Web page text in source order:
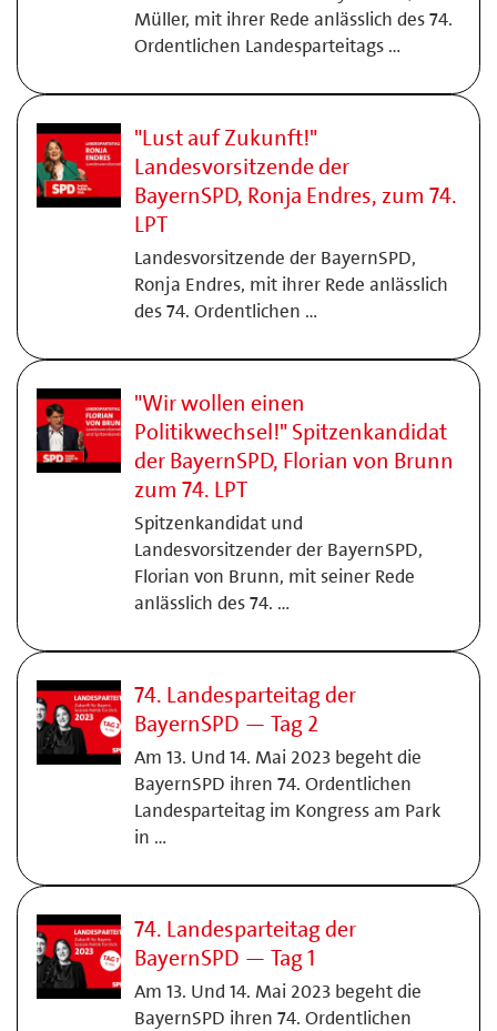
Müller, mit ihrer Rede anlässlich des 74.
Ordentlichen Landesparteitags …
"Lust auf Zukunft!"
Landesvorsitzende der
BayernSPD, Ronja Endres, zum 74.
LPT
Landesvorsitzende der BayernSPD,
Ronja Endres, mit ihrer Rede anlässlich
des 74. Ordentlichen …
"Wir wollen einen
Politikwechsel!" Spitzenkandidat
der BayernSPD, Florian von Brunn
zum 74. LPT
Spitzenkandidat und
Landesvorsitzender der BayernSPD,
Florian von Brunn, mit seiner Rede
anlässlich des 74. …
74. Landesparteitag der
BayernSPD — Tag 2
Am 13. Und 14. Mai 2023 begeht die
BayernSPD ihren 74. Ordentlichen
Landesparteitag im Kongress am Park
in …
74. Landesparteitag der
BayernSPD — Tag 1
Am 13. Und 14. Mai 2023 begeht die
BayernSPD ihren 74. Ordentlichen